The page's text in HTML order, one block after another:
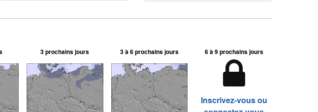
3 prochains jours 3 à 6 prochains jours 6 à 9 prochains jours
Inscrivez-vous ou